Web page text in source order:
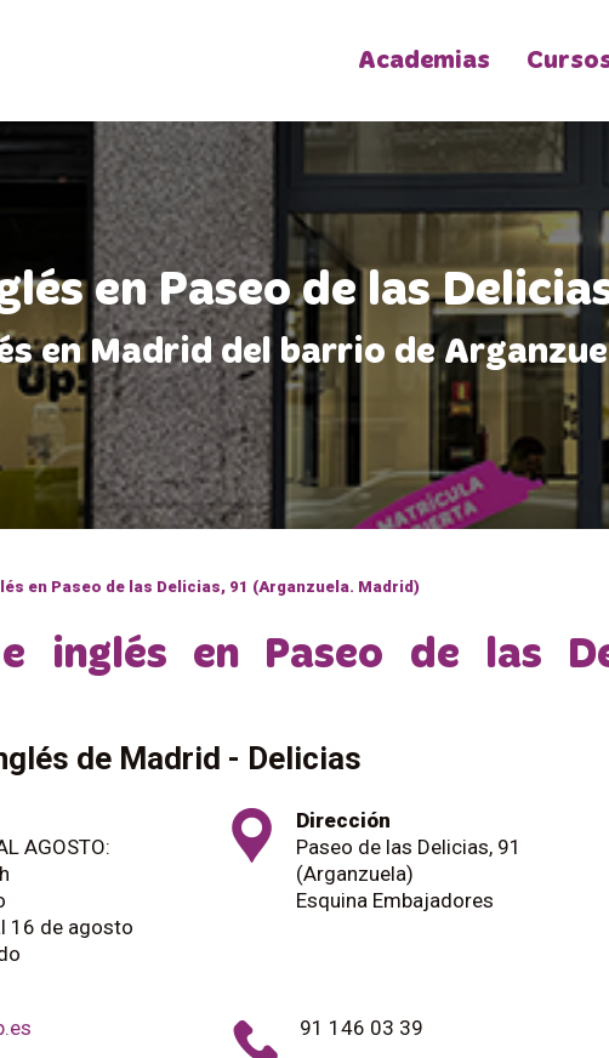
Academias
en Paseo de las
en Madrid del barrio de
en Paseo de las Delicias, 91 (Arganzuela. Madrid)
inglés en Paseo de las
de Madrid - Delicias
AGOSTO:
16 de agosto
Dirección
Paseo de las Delicias, 91
(Arganzuela)
Esquina Embajadores
91 146 03 39